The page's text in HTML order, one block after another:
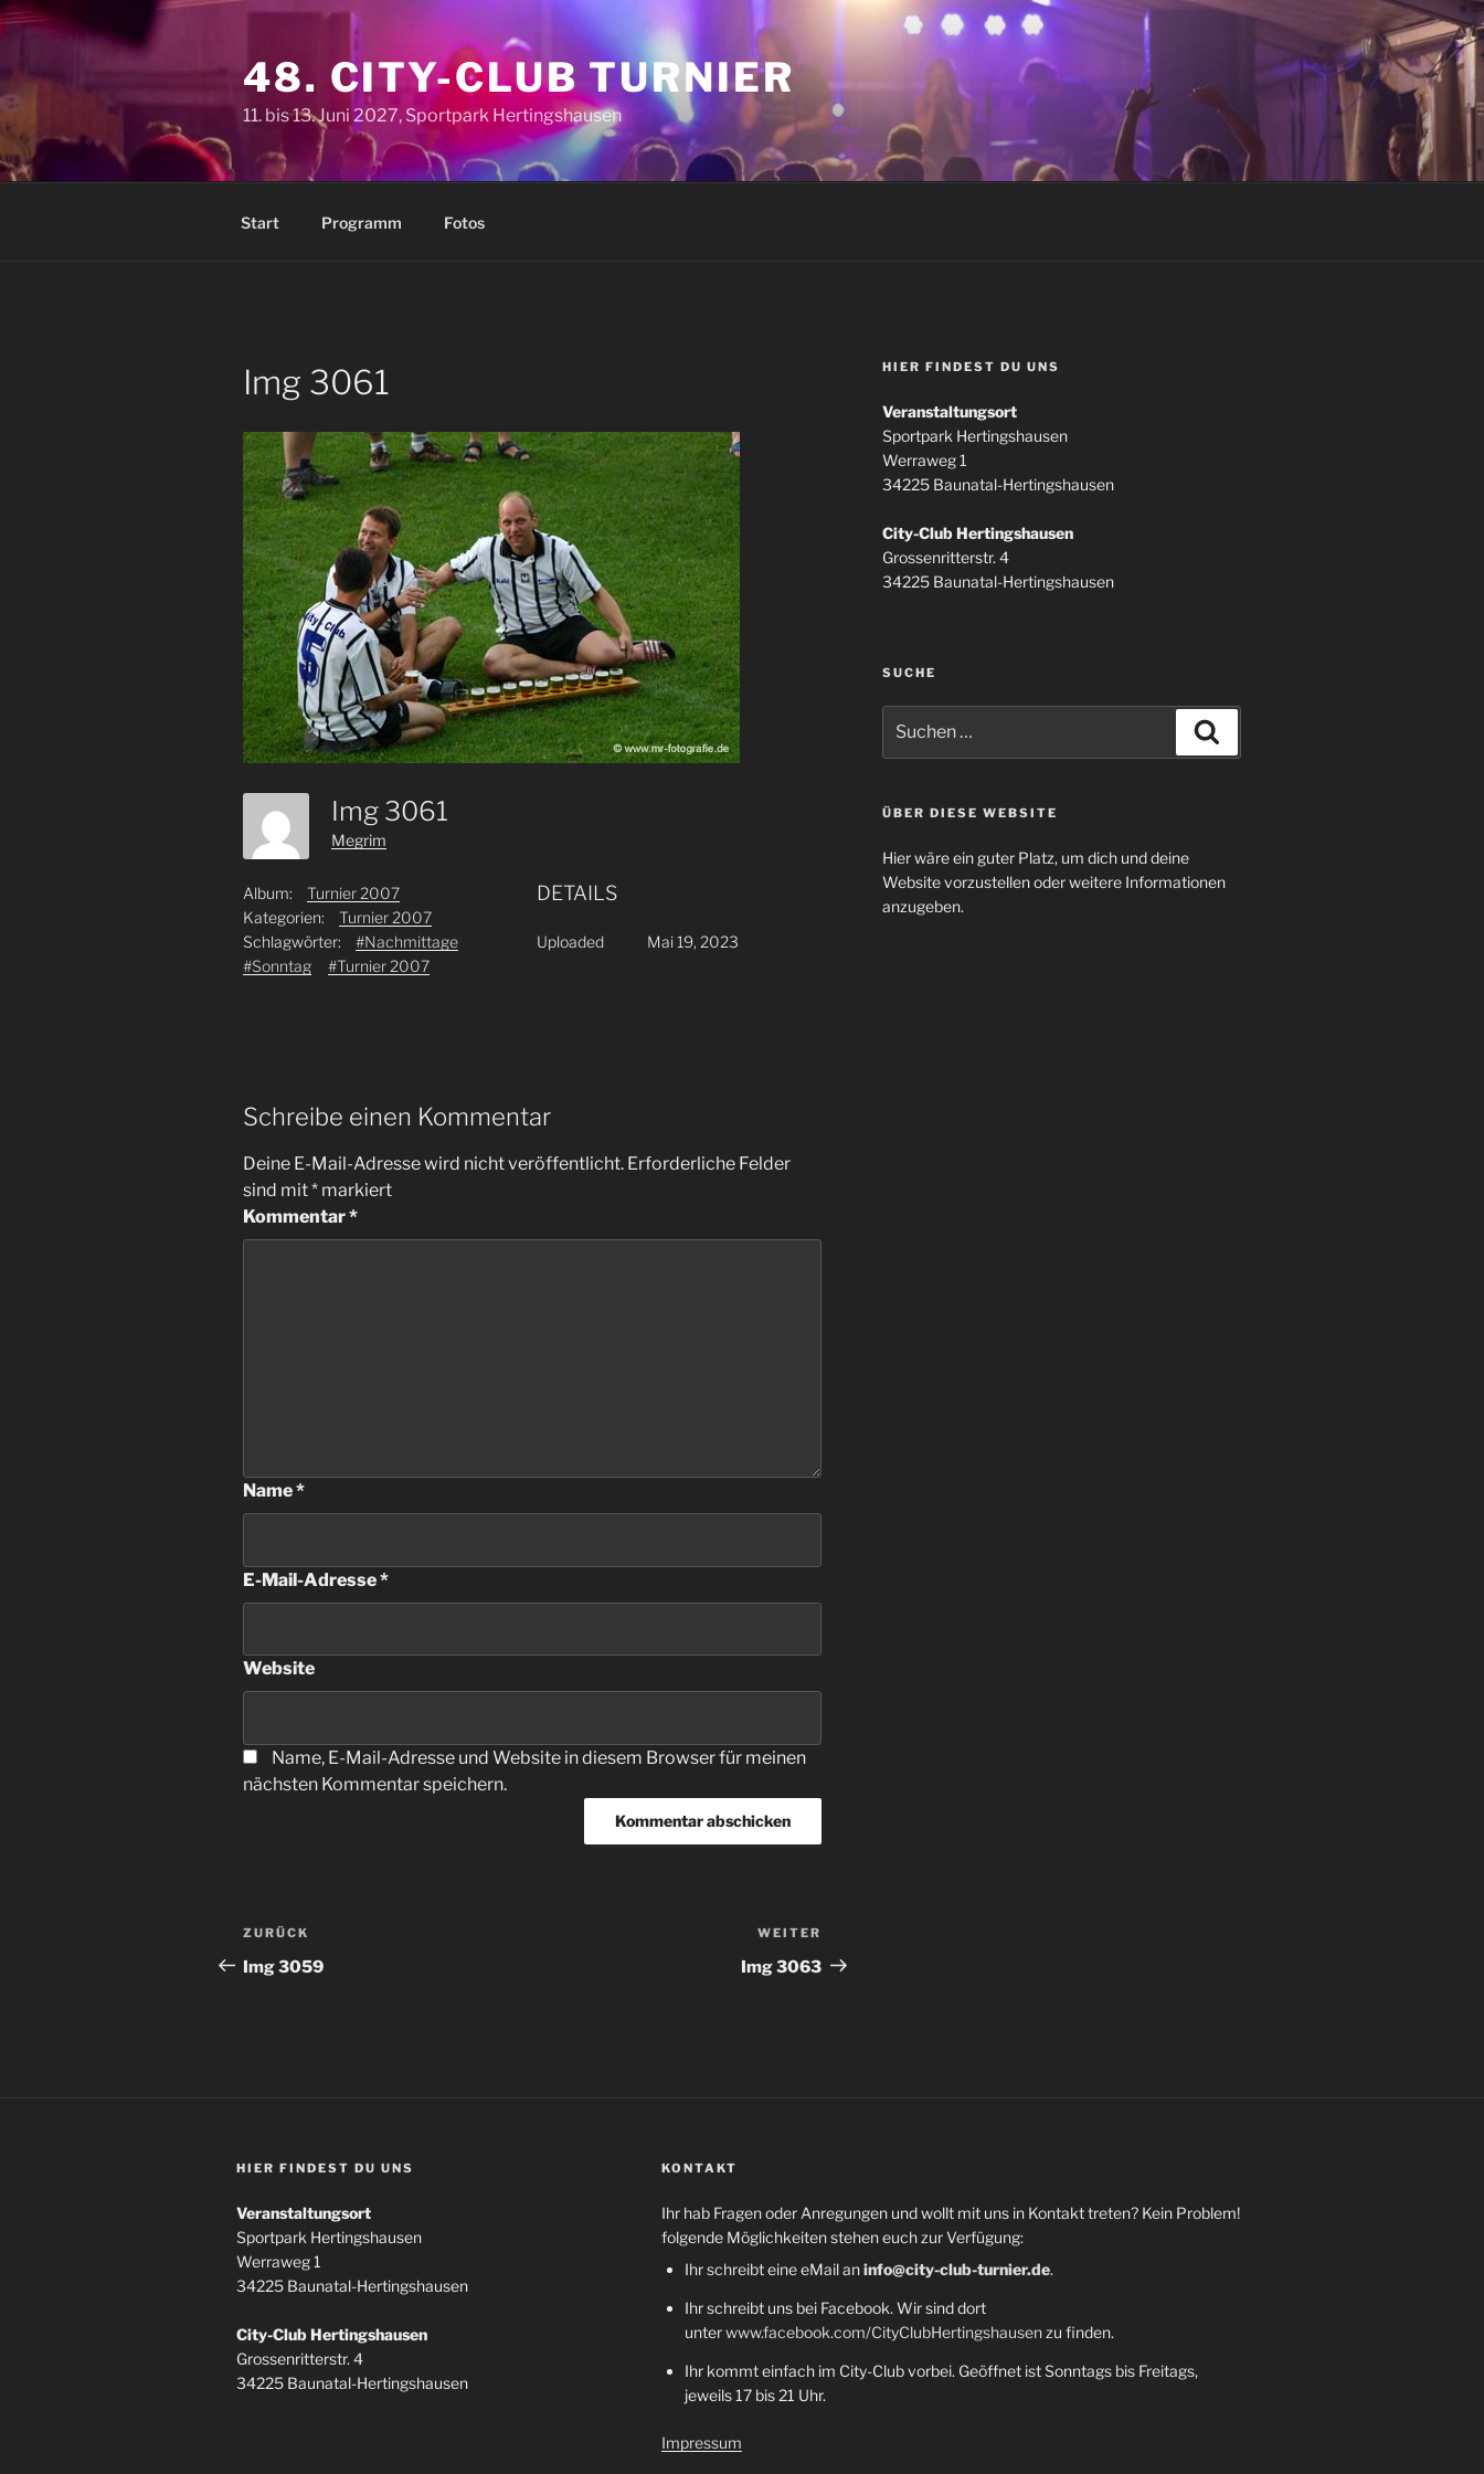
Zum
Inhalt
48. CITY-CLUB TURNIER
11. bis 13. Juni 2027, Sportpark Hertingshausen
Start Programm Fotos
Img 3061
Img 3061
Megrim
Album:
Turnier 2007
Kategorien:
Turnier 2007
Schlagwörter:
#Nachmittage
#Sonntag
#Turnier 2007
DETAILS
Uploaded Mai 19, 2023
Schreibe einen Kommentar
Deine E-Mail-Adresse wird nicht veröffentlicht. Erforderliche Felder
sind mit* markiert
Kommentar*
Name*
E-Mail-Adresse*
Website
Name, E-Mail-Adresse und Website in diesem Browser für meinen
nächsten Kommentar speichern.
Beitragsnavigation
Vorheriger
Beitrag
ZURÜCK
Img 3059
Beitrag
WEITER
Img 3063
HIER FINDEST DU UNS
Veranstaltungsort
Sportpark Hertingshausen
Werraweg 1
34225 Baunatal-Hertingshausen
City-Club Hertingshausen
Grossenritterstr. 4
34225 Baunatal-Hertingshausen
SUCHE
nach:
ÜBER DIESE WEBSITE
Hier wäre ein guter Platz, um dich und deine
Website vorzustellen oder weitere Informationen
anzugeben.
HIER FINDEST DU UNS
Veranstaltungsort
Sportpark Hertingshausen
Werraweg 1
34225 Baunatal-Hertingshausen
City-Club Hertingshausen
Grossenritterstr. 4
34225 Baunatal-Hertingshausen
KONTAKT
Ihr hab Fragen oder Anregungen und wollt mit uns in Kontakt treten? Kein Problem!
folgende Möglichkeiten stehen euch zur Verfügung:
Ihr schreibt eine eMail aninfo@city-club-turnier.de.
Ihr schreibt uns bei Facebook. Wir sind dort
unterwww.facebook.com/CityClubHertingshausenzu finden.
Ihr kommt einfach im City-Club vorbei. Geöffnet ist Sonntags bis Freitags,
jeweils 17 bis 21 Uhr.
Impressum